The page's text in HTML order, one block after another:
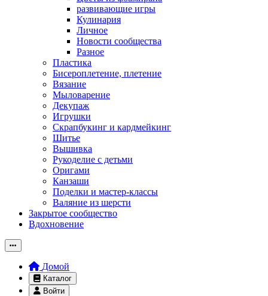
развивающие игры
Кулинария
Личное
Новости сообщества
Разное
Пластика
Бисероплетение, плетение
Вязание
Мыловарение
Декупаж
Игрушки
Скрапбукинг и кардмейкинг
Шитье
Вышивка
Рукоделие с детьми
Оригами
Канзаши
Поделки и мастер-классы
Валяние из шерсти
Закрытое сообщество
Вдохновение
Домой
Каталог
Войти